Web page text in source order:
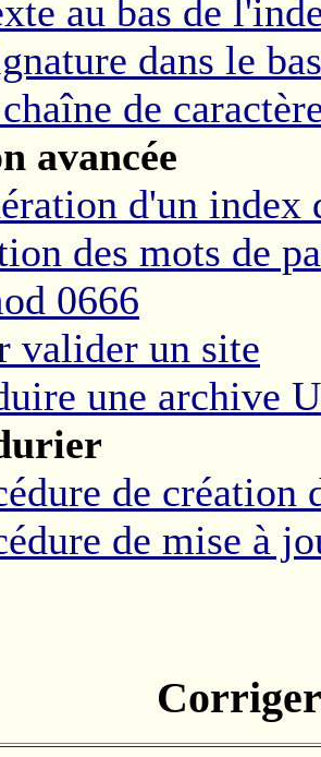
au bas de
dans le
de
avancée
d'un index
des mots de
0666
valider un site
une archive
de création
de mise à